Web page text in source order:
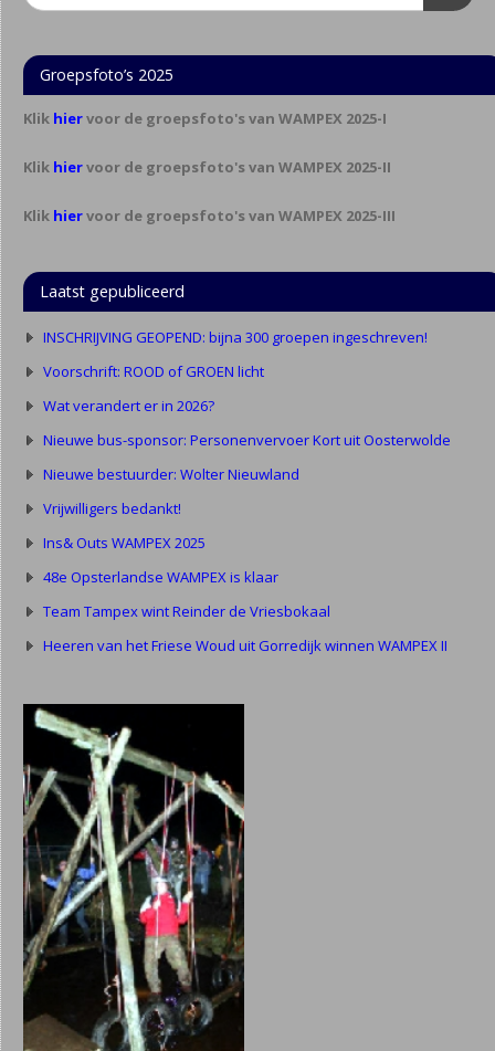
Groepsfoto’s 2025
Klik hiervoor de groepsfoto's van WAMPEX 2025-I
Klik hiervoor de groepsfoto's van WAMPEX 2025-II
Klik hiervoor de groepsfoto's van WAMPEX 2025-III
Laatst gepubliceerd
INSCHRIJVING GEOPEND: bijna 300 groepen ingeschreven!
Voorschrift: ROOD of GROEN licht
Wat verandert er in 2026?
Nieuwe bus-sponsor: Personenvervoer Kort uit Oosterwolde
Nieuwe bestuurder: Wolter Nieuwland
Vrijwilligers bedankt!
Ins& Outs WAMPEX 2025
48e Opsterlandse WAMPEX is klaar
Team Tampex wint Reinder de Vriesbokaal
Heeren van het Friese Woud uit Gorredijk winnen WAMPEX II